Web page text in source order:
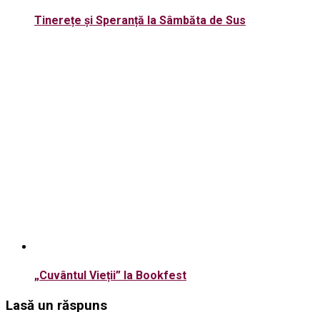
Tinerețe și Speranță la Sâmbăta de Sus
„Cuvântul Vieții” la Bookfest
Lasă un răspuns